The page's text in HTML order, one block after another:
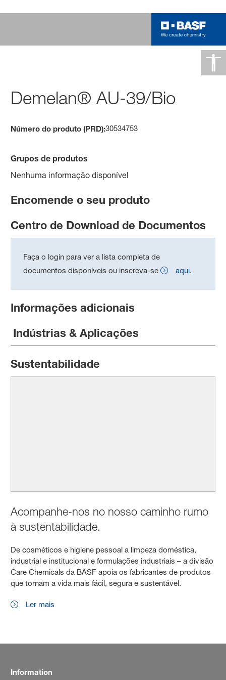
Demelan® AU-39/Bio
Número do produto (PRD):30534753
Grupos de produtos
Nenhuma informação disponível
Encomende o seu produto
Centro de Download de Documentos
Faça o login para ver a lista completa de
documentos disponíveis ou inscreva-se
aqui.
Informações adicionais
Indústrias & Aplicações
Sustentabilidade
Acompanhe-nos no nosso caminho rumo
à sustentabilidade.
De cosméticos e higiene pessoal a limpeza doméstica,
industrial e institucional e formulações industriais – a divisão
Care Chemicals da BASF apoia os fabricantes de produtos
que tornam a vida mais fácil, segura e sustentável.
Ler mais
Information